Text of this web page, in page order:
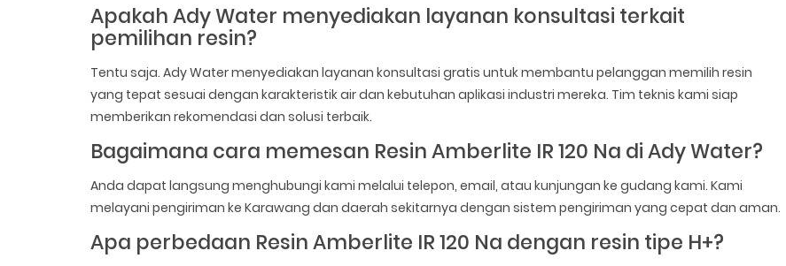
Apakah Ady Water menyediakan layanan konsultasi terkait
pemilihan resin?
Tentu saja. Ady Water menyediakan layanan konsultasi gratis untuk membantu pelanggan memilih resin
yang tepat sesuai dengan karakteristik air dan kebutuhan aplikasi industri mereka. Tim teknis kami siap
memberikan rekomendasi dan solusi terbaik.
Bagaimana cara memesan Resin Amberlite IR 120 Na di Ady Water?
Anda dapat langsung menghubungi kami melalui telepon, email, atau kunjungan ke gudang kami. Kami
melayani pengiriman ke Karawang dan daerah sekitarnya dengan sistem pengiriman yang cepat dan aman.
Apa perbedaan Resin Amberlite IR 120 Na dengan resin tipe H+?